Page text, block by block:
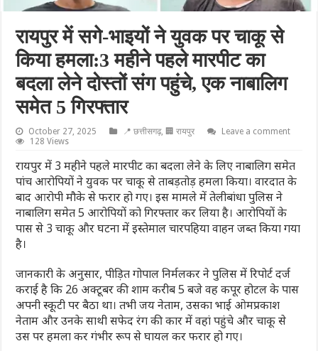
रायपुर में सगे-भाइयों ने युवक पर चाकू से
किया हमला:3 महीने पहले मारपीट का
बदला लेने दोस्तों संग पहुंचे, एक नाबालिग
समेत 5 गिरफ्तार
October 27, 2025 📍 छत्तीसगढ़, 🏢 रायपुर
Leave a comment
128 Views
रायपुर में 3 महीने पहले मारपीट का बदला लेने के लिए नाबालिग समेत
पांच आरोपियों ने युवक पर चाकू से ताबड़तोड़ हमला किया। वारदात के
बाद आरोपी मौके से फरार हो गए। इस मामले में तेलीबांधा पुलिस ने
नाबालिग समेत 5 आरोपियों को गिरफ्तार कर लिया है। आरोपियों के
पास से 3 चाकू और घटना में इस्तेमाल चारपहिया वाहन जब्त किया गया
है।
जानकारी के अनुसार, पीड़ित गोपाल निर्मलकर ने पुलिस में रिपोर्ट दर्ज
कराई है कि 26 अक्टूबर की शाम करीब 5 बजे वह कपूर होटल के पास
अपनी स्कूटी पर बैठा था। तभी जय नेताम, उसका भाई ओमप्रकाश
नेताम और उनके साथी सफेद रंग की कार में वहां पहुंचे और चाकू से
उस पर हमला कर गंभीर रूप से घायल कर फरार हो गए।